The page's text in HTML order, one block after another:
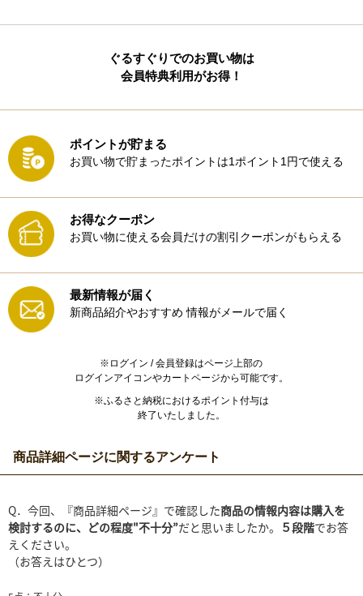
ぐるすぐりでのお買い物は
会員特典利用がお得！
ポイントが貯まる
お買い物で貯まったポイントは1ポイント1円で使える
お得なクーポン
お買い物に使える会員だけの割引クーポンがもらえる
最新情報が届く
新商品紹介やおすすめ 情報がメールで届く
※ログイン / 会員登録はページ上部の
ログインアイコンやカートページから可能です。
※ふるさと納税におけるポイント付与は
終了いたしました。
商品詳細ページに関するアンケート